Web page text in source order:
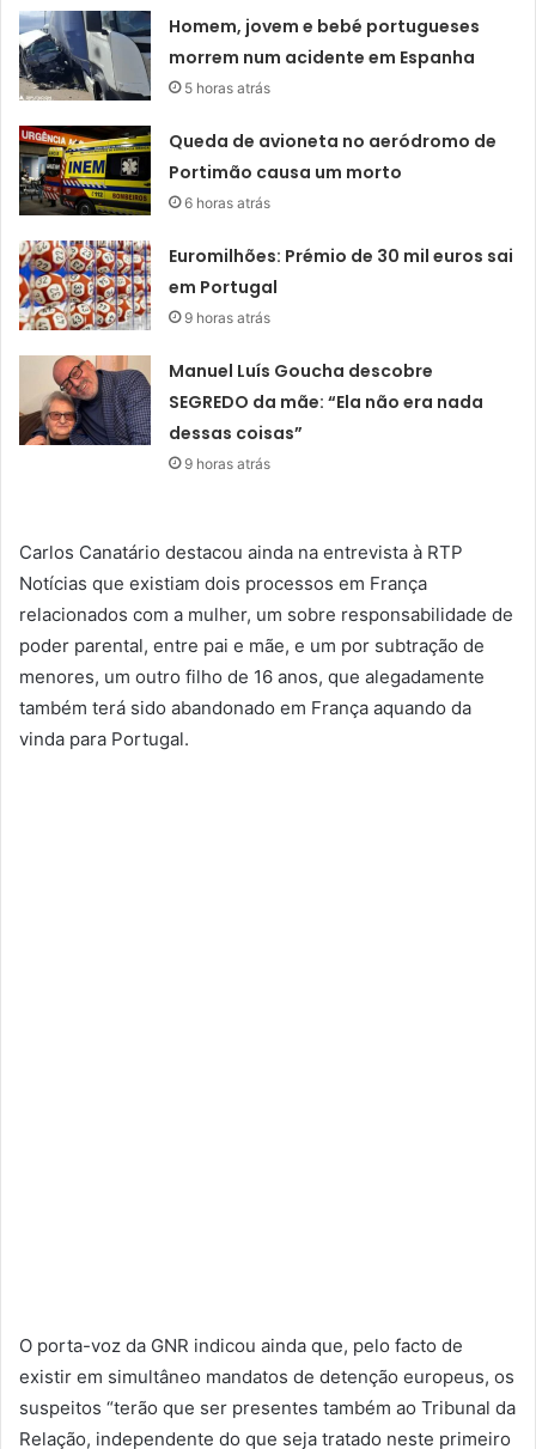
Homem, jovem e bebé portugueses
morrem num acidente em Espanha
5 horas atrás
Queda de avioneta no aeródromo de
Portimão causa um morto
6 horas atrás
Euromilhões: Prémio de 30 mil euros sai
em Portugal
9 horas atrás
Manuel Luís Goucha descobre
SEGREDO da mãe: “Ela não era nada
dessas coisas”
9 horas atrás
Carlos Canatário destacou ainda na entrevista à RTP
Notícias que existiam dois processos em França
relacionados com a mulher, um sobre responsabilidade de
poder parental, entre pai e mãe, e um por subtração de
menores, um outro filho de 16 anos, que alegadamente
também terá sido abandonado em França aquando da
vinda para Portugal.
O porta-voz da GNR indicou ainda que, pelo facto de
existir em simultâneo mandatos de detenção europeus, os
suspeitos “terão que ser presentes também ao Tribunal da
Relação, independente do que seja tratado neste primeiro